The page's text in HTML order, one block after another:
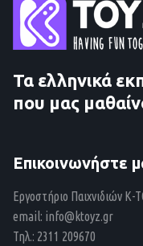
Τα ελληνικά
που μας
Επικοινωνήστε
Εργοστήριο Παιχνιδιών Κ-
email: info@ktoyz.gr
Τηλ.: 2311 209670